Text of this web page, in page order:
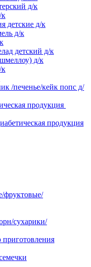
д/к
детские д/к
д/к
детский д/к
д/к
к
/печенье/кейк попс д/
продукция
продукция
фруктовые/
сухарики/